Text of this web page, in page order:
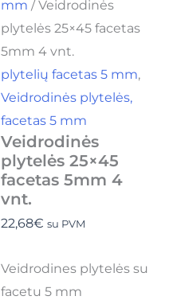
mm / Veidrodinės
plytelės 25×45 facetas
5mm 4 vnt.
plytelių facetas 5 mm,
Veidrodinės plytelės,
facetas 5 mm
Veidrodinės
plytelės 25×45
facetas 5mm 4
vnt.
22,68€ su PVM
Veidrodines plytelės su
facetu 5 mm